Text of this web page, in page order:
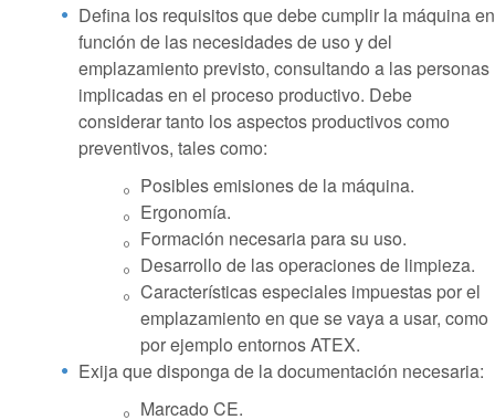
Defina los requisitos que debe cumplir la máquina en
función de las necesidades de uso y del
emplazamiento previsto, consultando a las personas
implicadas en el proceso productivo. Debe
considerar tanto los aspectos productivos como
preventivos, tales como:
Posibles emisiones de la máquina.
Ergonomía.
Formación necesaria para su uso.
Desarrollo de las operaciones de limpieza.
Características especiales impuestas por el
emplazamiento en que se vaya a usar, como
por ejemplo entornos ATEX.
Exija que disponga de la documentación necesaria:
Marcado CE.